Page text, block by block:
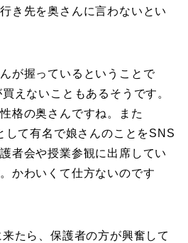
き先を奥さんに言わないとい
が握っているということで
えないこともあるそうです。
格の奥さんですね。また
して有名で娘さんのことをSNS
者会や授業参観に出席してい
かわいくて仕方ないのです
たら、保護者の方が興奮して